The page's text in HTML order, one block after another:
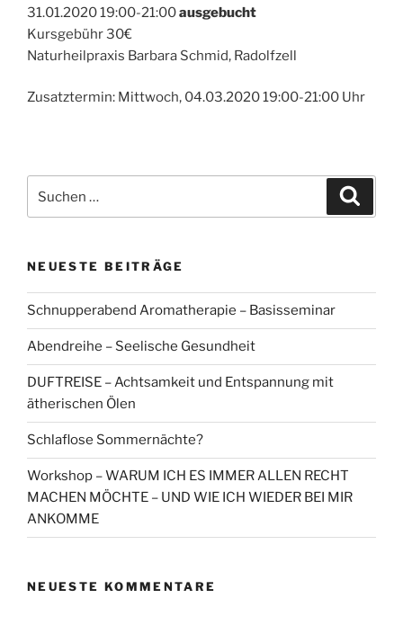
31.01.2020 19:00-21:00ausgebucht
Kursgebühr 30€
Naturheilpraxis Barbara Schmid, Radolfzell
Zusatztermin: Mittwoch, 04.03.2020 19:00-21:00 Uhr
nach:
NEUESTE BEITRÄGE
Schnupperabend Aromatherapie – Basisseminar
Abendreihe – Seelische Gesundheit
DUFTREISE – Achtsamkeit und Entspannung mit
ätherischen Ölen
Schlaflose Sommernächte?
Workshop – WARUM ICH ES IMMER ALLEN RECHT
MACHEN MÖCHTE – UND WIE ICH WIEDER BEI MIR
ANKOMME
NEUESTE KOMMENTARE